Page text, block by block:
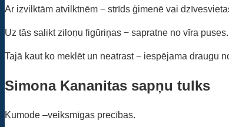
Ar izvilktām atvilktnēm − strīds ģimenē vai
Uz tās salikt ziloņu figūriņas − sapratne no vīra puses.
Tajā kaut ko meklēt un neatrast − iespējama draugu
Simona Kananitas sapņu tulks
Kumode –veiksmīgas precības.